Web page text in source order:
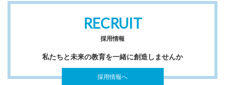
RECRUIT
採用情報
私たちと未来の教育を一緒に創造しませんか
採用情報へ